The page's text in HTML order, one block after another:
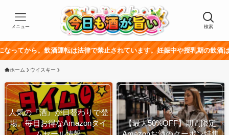
検索
メニュー
運転は法律で禁止されています。妊娠中や授乳期の飲酒は、胎児・乳幼
ホーム ウイスキー
人気の『酒』が日替わりで登
場。毎日お得なAmazonタイ
【最大50%OFF】期間限定